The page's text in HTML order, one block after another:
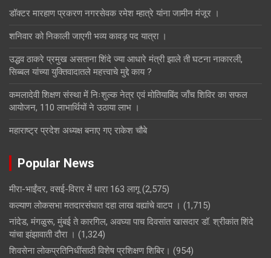
डॉक्टर मारहाण प्रकरण नगरसेवक रमेश म्हात्रे यांना जामीन मंजूर ।
शनिवार को निकाली जाएगी भव्य कावड़ पद यात्रा ।
उद्धव ठाकरे प्रमुख असताना शिंदे ज्या आधारे मंत्री झाले ती घटना नाकारली,
सिब्बल यांच्या युक्तिवादातले महत्त्वाचे मुद्दे काय ?
कमलादेवी शिक्षण संस्था में निःशुल्क नेत्र एवं मोतियाबिंद जाँच शिविर का सफल
आयोजन, 110 लाभार्थियों ने उठाया लाभ ।
महाराष्ट्र प्रदेश अध्यक्ष बनाए गए राकेश चौबे
Popular News
मीरा-भाईंदर, वसई-विरार में धारा 163 लागू (2,575)
कल्याण लोकसभा मतदारसंघात दहा लाख वह्यांचे वाटप । (1,715)
नांदेड, मंगळुरू, मुंबई ते कारगिल, अवघ्या पाच दिवसांत खासदार डॉ. श्रीकांत शिंदे
यांचा झंझावाती दौरा । (1,324)
शिवसेना लोकप्रतिनिधींसाठी विशेष प्रशिक्षण शिबिर। (954)